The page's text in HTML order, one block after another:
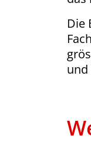
Die
und